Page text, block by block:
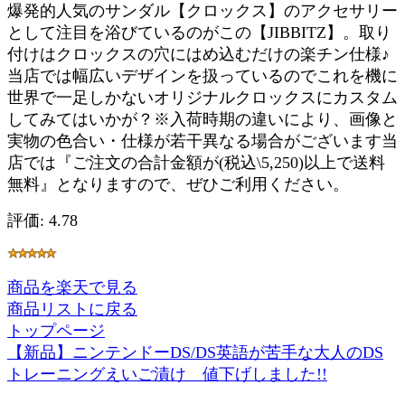
爆発的人気のサンダル【クロックス】のアクセサリー
として注目を浴びているのがこの【JIBBITZ】。取り
付けはクロックスの穴にはめ込むだけの楽チン仕様♪
当店では幅広いデザインを扱っているのでこれを機に
世界で一足しかないオリジナルクロックスにカスタム
してみてはいかが？※入荷時期の違いにより、画像と
実物の色合い・仕様が若干異なる場合がございます当
店では『ご注文の合計金額が(税込\5,250)以上で送料
無料』となりますので、ぜひご利用ください。
評価: 4.78
商品を楽天で見る
商品リストに戻る
トップページ
【新品】ニンテンドーDS/DS英語が苦手な大人のDS
トレーニングえいご漬け 値下げしました!!